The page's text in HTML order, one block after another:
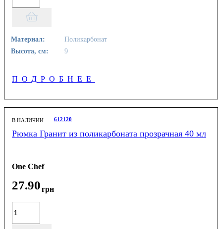
Материал:
Поликарбонат
Высота, см:
9
ПОДРОБНЕЕ
В НАЛИЧИИ 612120
Рюмка Гранит из поликарбоната прозрачная 40 мл
One Chef
27.90грн